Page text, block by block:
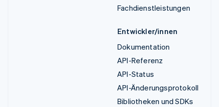
Fachdienstleistungen
Entwickler/innen
Dokumentation
API-Referenz
API-Status
API-Änderungsprotokoll
Bibliotheken und SDKs